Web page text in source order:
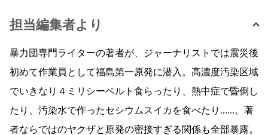
担当編集者より
暴力団専門ライターの著者が、ジャーナリストでは震災後
初めて作業員として福島第一原発に潜入。高濃度汚染区域
でいきなり４ミリシーベルト食らったり、熱中症で昏倒し
たり、汚染水で作ったセシウムスイカを食べたり……。著
者ならではのヤクザと原発の密接すぎる関係も全部暴露。